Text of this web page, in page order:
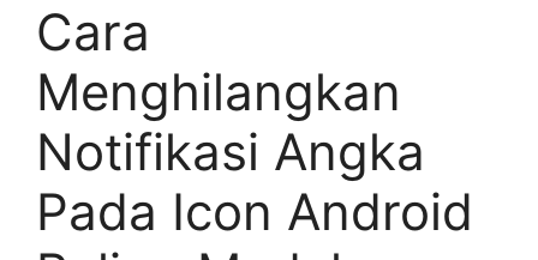
Cara
Menghilangkan
Notifikasi Angka
Pada Icon Android